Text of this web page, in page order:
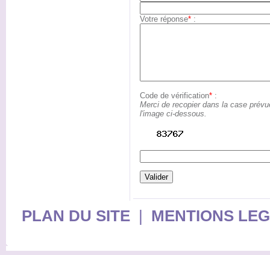
Votre réponse*:
Code de vérification*:
Merci de recopier dans la case
l'image ci-dessous.
PLAN DU SITE| MENTIONS